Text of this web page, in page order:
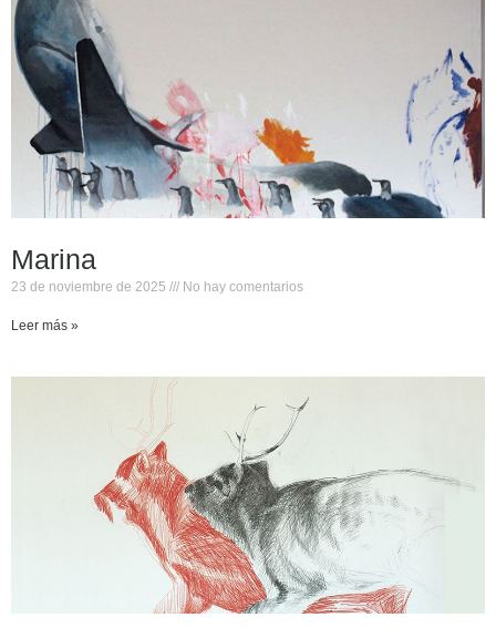
Marina
23 de noviembre de 2025 No hay comentarios
Leer más »